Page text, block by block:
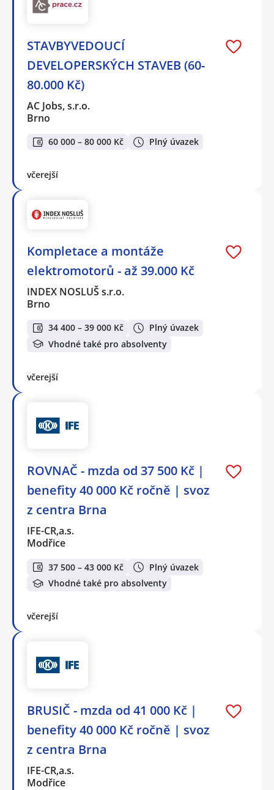
STAVBYVEDOUCÍ
DEVELOPERSKÝCH STAVEB (60-
80.000 Kč)
AC Jobs, s.r.o.
Brno
60 000 – 80 000 Kč Plný úvazek
včerejší
Kompletace a montáže
elektromotorů - až 39.000 Kč
INDEX NOSLUŠ s.r.o.
Brno
34 400 – 39 000 Kč
Plný úvazek
Vhodné také pro absolventy
včerejší
ROVNAČ - mzda od 37 500 Kč |
benefity 40 000 Kč ročně | svoz
z centra Brna
IFE-CR,a.s.
Modřice
37 500 – 43 000 Kč
Plný úvazek
Vhodné také pro absolventy
včerejší
BRUSIČ - mzda od 41 000 Kč |
benefity 40 000 Kč ročně | svoz
z centra Brna
IFE-CR,a.s.
Modřice